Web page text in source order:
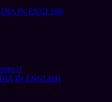
IN ENGLISH
!!
IN ENGLISH